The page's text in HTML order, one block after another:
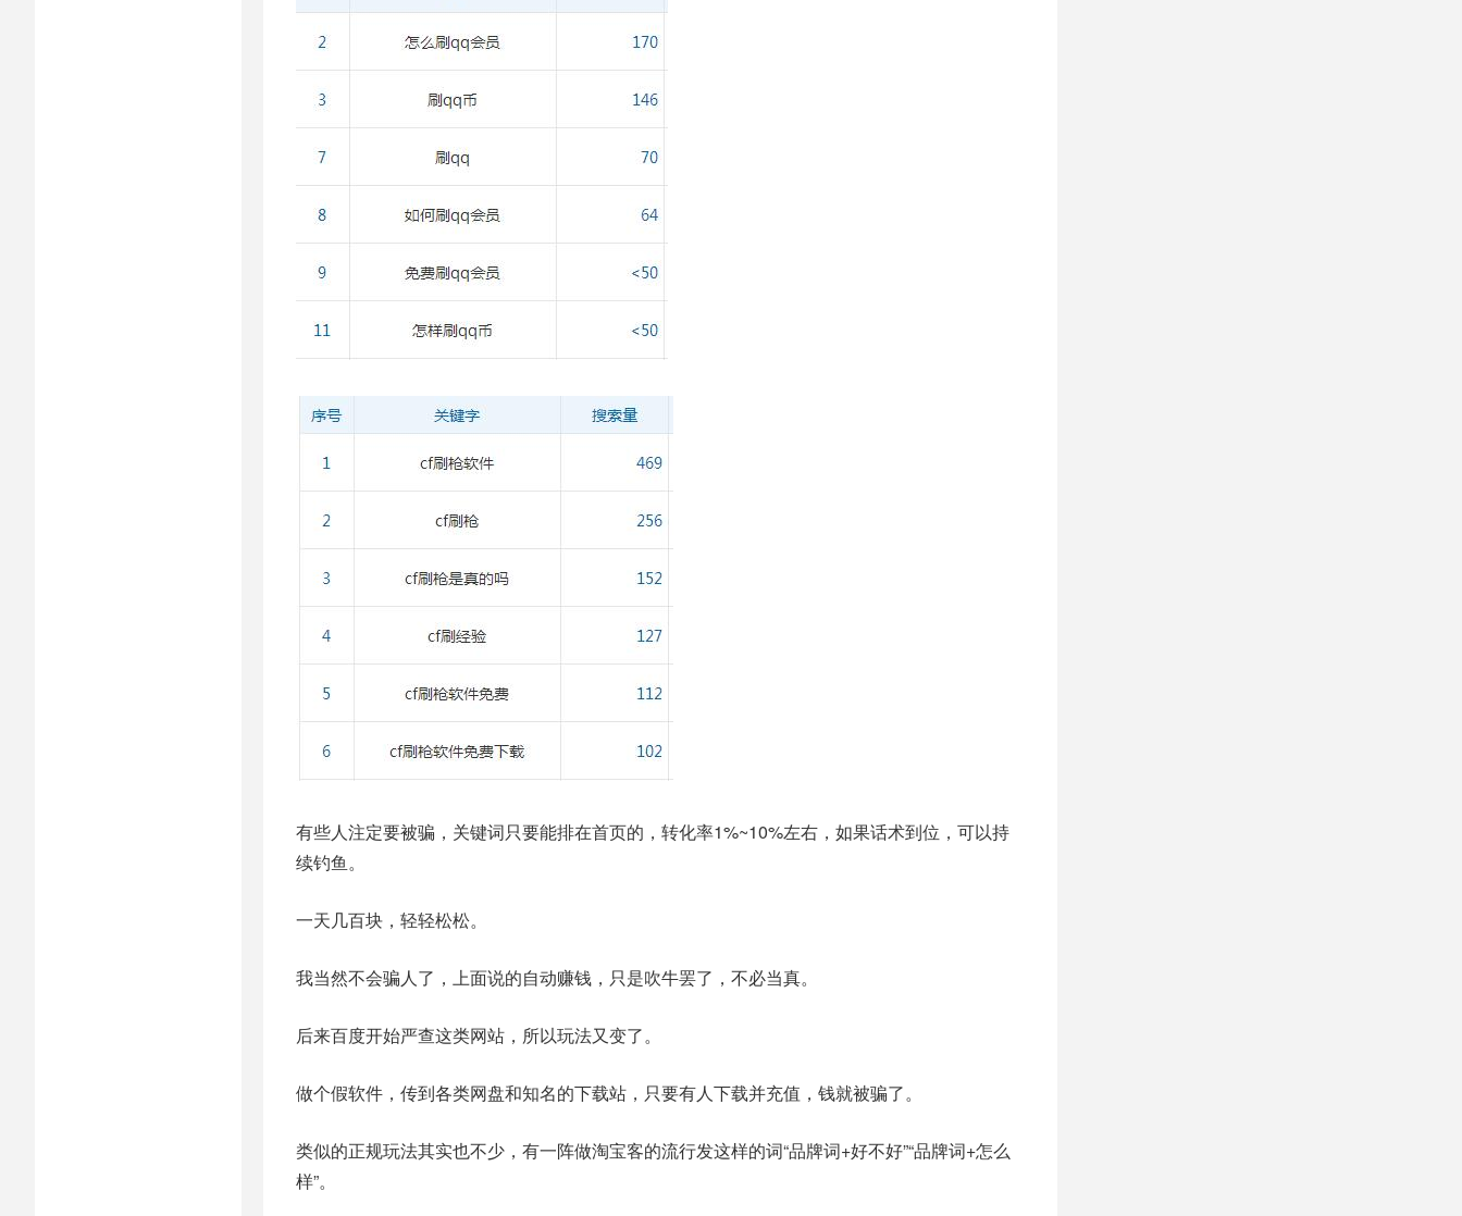
有些人注定要被骗，关键词只要能排在首页的，转化率1%~10%左右，如果话术到位，可以持
续钓鱼。
一天几百块，轻轻松松。
我当然不会骗人了，上面说的自动赚钱，只是吹牛罢了，不必当真。
后来百度开始严查这类网站，所以玩法又变了。
做个假软件，传到各类网盘和知名的下载站，只要有人下载并充值，钱就被骗了。
类似的正规玩法其实也不少，有一阵做淘宝客的流行发这样的词“品牌词+好不好”“品牌词+怎么
样”。